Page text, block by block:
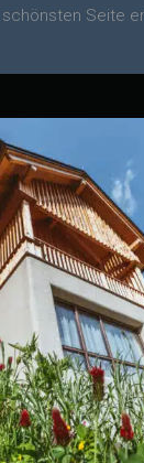
Seite